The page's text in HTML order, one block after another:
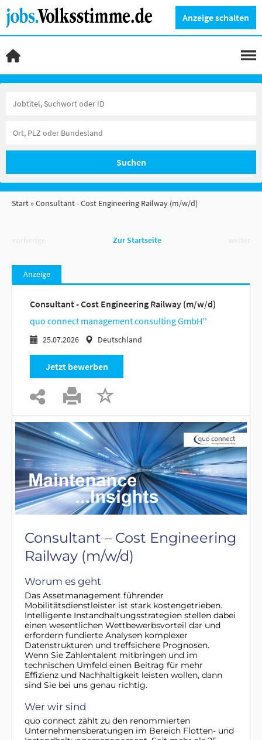
Anzeige schalten
Suchen
Start Consultant - Cost Engineering Railway (m/w/d)
Zur Startseite
Anzeige
Consultant - Cost Engineering Railway (m/w/d)
quo connect management consulting GmbH''
25.07.2026 Deutschland
Jetzt bewerben